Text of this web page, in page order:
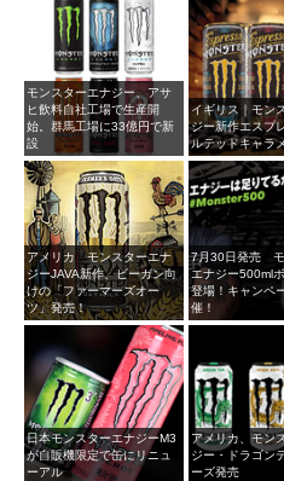
モンスターエナジー、アサ
ヒ飲料自社工場で生産開
始。群馬工場に33億円で新
設
イギリス｜モン
ジー新作エスプ
ルテッドキャラ
アメリカ モンスターエナ
ジーJAVA新作、ビーガン向
けの「ファーマーズオー
ツ」発売！
7月30日発売 モ
エナジー500ml
登場！キャンペ
催！
日本モンスターエナジーM3
が自販機限定で缶にリニュ
ーアル
アメリカ、モン
ジー・ドラゴン
ーズ発売